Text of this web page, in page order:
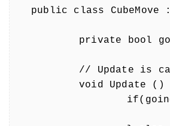
public class CubeMove